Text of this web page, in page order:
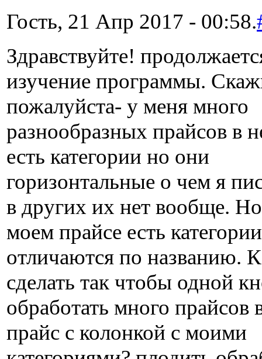
Гость, 21 Апр 2017 - 00:58.
Здравствуйте!
изучение программы.
пожалуйста- у меня много
разнообразных прайсов в
есть категории но они
горизонтальные о чем я
в других их нет вообще.
моем прайсе есть
отличаются по названию.
сделать так чтобы одной
обработать много прайсов
прайс с колонкой с моими